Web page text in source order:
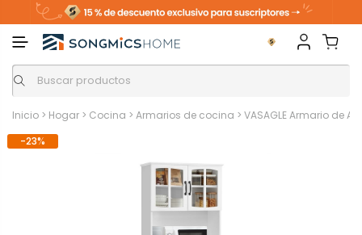
Inicio > Hogar > Cocina > Armarios de cocina > VASAGLE Armario de
-23%